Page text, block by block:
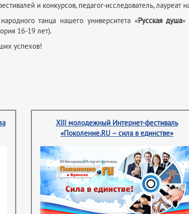
и конкурсов, педагог-исследователь, лауреат
танца нашего университета «Русская душа»
16-19 лет).
успехов!
XIII молодежный Интернет-фестиваль
«Поколение.RU – сила в единстве»